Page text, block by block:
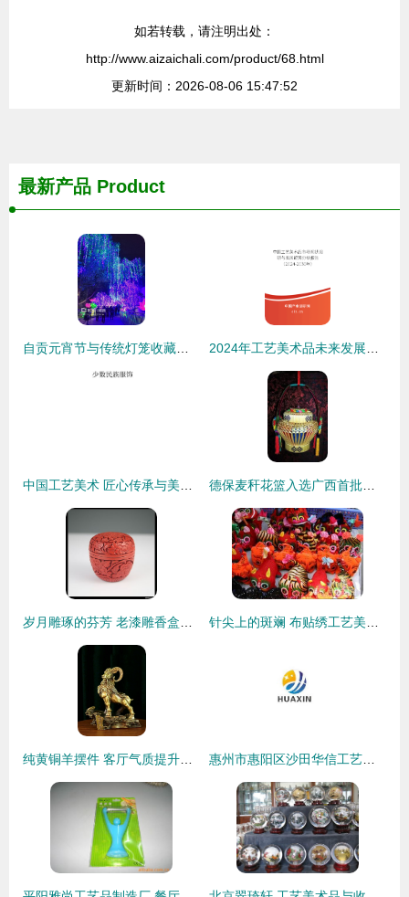
如若转载，请注明出处：
http://www.aizaichali.com/product/68.html
更新时间：2026-08-06 15:47:52
最新产品 Product